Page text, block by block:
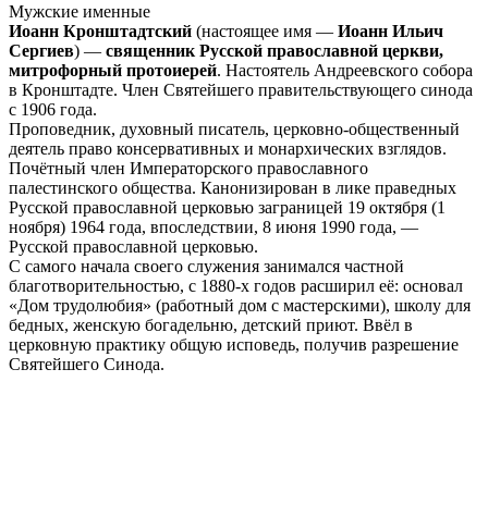
Мужские именные
Иоанн Кронштадтский (настоящее имя — Иоанн Ильич
Сергиев) — священник Русской православной церкви,
митрофорный протоиерей. Настоятель Андреевского собора
в Кронштадте. Член Святейшего правительствующего синода
с 1906 года.
Проповедник, духовный писатель, церковно-общественный
деятель право консервативных и монархических взглядов.
Почётный член Императорского православного
палестинского общества. Канонизирован в лике праведных
Русской православной церковью заграницей 19 октября (1
ноября) 1964 года, впоследствии, 8 июня 1990 года, —
Русской православной церковью.
С самого начала своего служения занимался частной
благотворительностью, с 1880-х годов расширил её: основал
«Дом трудолюбия» (работный дом с мастерскими), школу для
бедных, женскую богадельню, детский приют. Ввёл в
церковную практику общую исповедь, получив разрешение
Святейшего Синода.